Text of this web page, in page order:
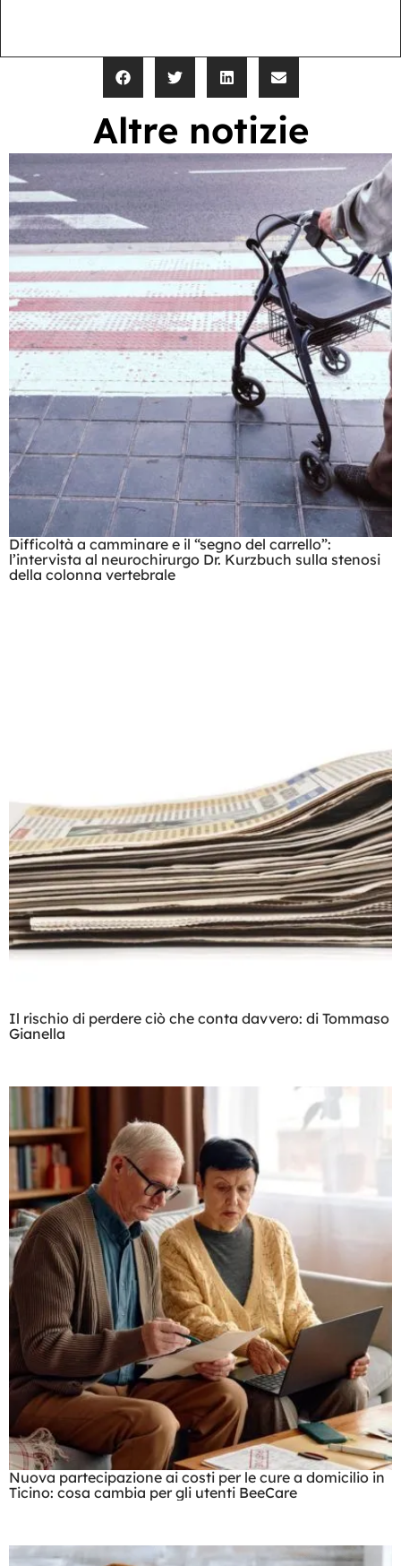
Altre notizie
Difficoltà a camminare e il “segno del carrello”:
l’intervista al neurochirurgo Dr. Kurzbuch sulla stenosi
della colonna vertebrale
Il rischio di perdere ciò che conta davvero: di Tommaso
Gianella
Nuova partecipazione ai costi per le cure a domicilio in
Ticino: cosa cambia per gli utenti BeeCare